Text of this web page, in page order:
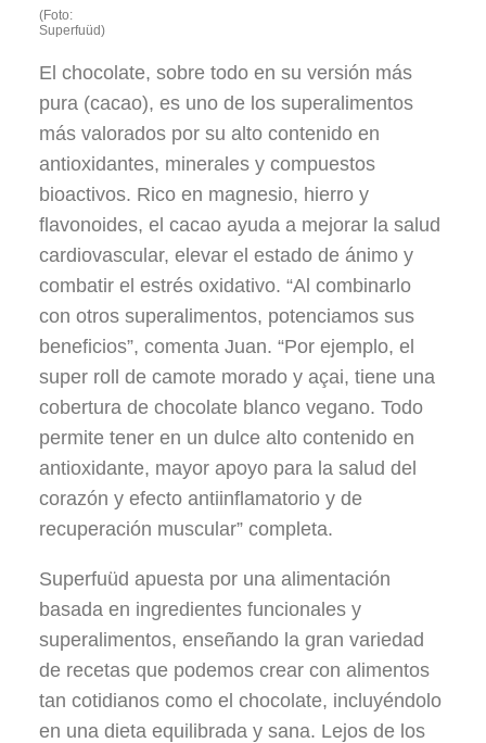
(Foto:
Superfuüd)
El chocolate, sobre todo en su versión más
pura (cacao), es uno de los superalimentos
más valorados por su alto contenido en
antioxidantes, minerales y compuestos
bioactivos. Rico en magnesio, hierro y
flavonoides, el cacao ayuda a mejorar la salud
cardiovascular, elevar el estado de ánimo y
combatir el estrés oxidativo. “Al combinarlo
con otros superalimentos, potenciamos sus
beneficios”, comenta Juan. “Por ejemplo, el
super roll de camote morado y açai, tiene una
cobertura de chocolate blanco vegano. Todo
permite tener en un dulce alto contenido en
antioxidante, mayor apoyo para la salud del
corazón y efecto antiinflamatorio y de
recuperación muscular” completa.
Superfuüd apuesta por una alimentación
basada en ingredientes funcionales y
superalimentos, enseñando la gran variedad
de recetas que podemos crear con alimentos
tan cotidianos como el chocolate, incluyéndolo
en una dieta equilibrada y sana. Lejos de los